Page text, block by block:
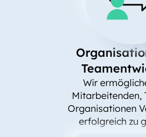
Wir
Mitarbeitenden,
Organisationen
erfolgreich zu